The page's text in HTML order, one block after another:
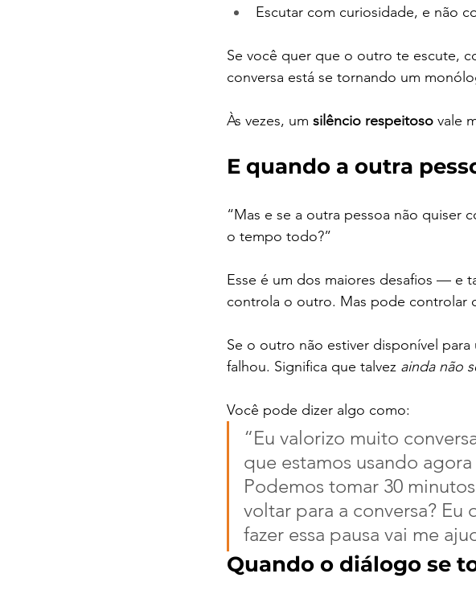
Escutar com curiosidade, e não
Se você quer que o outro te escute,
conversa está se tornando um
Às vezes, um silêncio respeitoso vale
E quando a outra
“Mas e se a outra pessoa não quiser
o tempo todo?”
Esse é um dos maiores desafios — e
controla o outro. Mas pode controlar
Se o outro não estiver disponível
falhou. Significa que talvez ainda não
Você pode dizer algo como:
“Eu valorizo muito
que estamos usando
Podemos tomar 30
voltar para a conversa?
fazer essa pausa vai me
Quando o diálogo se